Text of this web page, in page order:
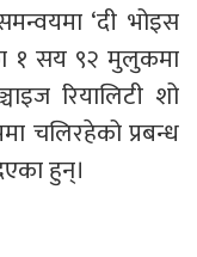
‘दी भोइस
१ सय ९२ मुलुकमा
रियालिटी शो
चलिरहेको प्रबन्ध
हुन्।